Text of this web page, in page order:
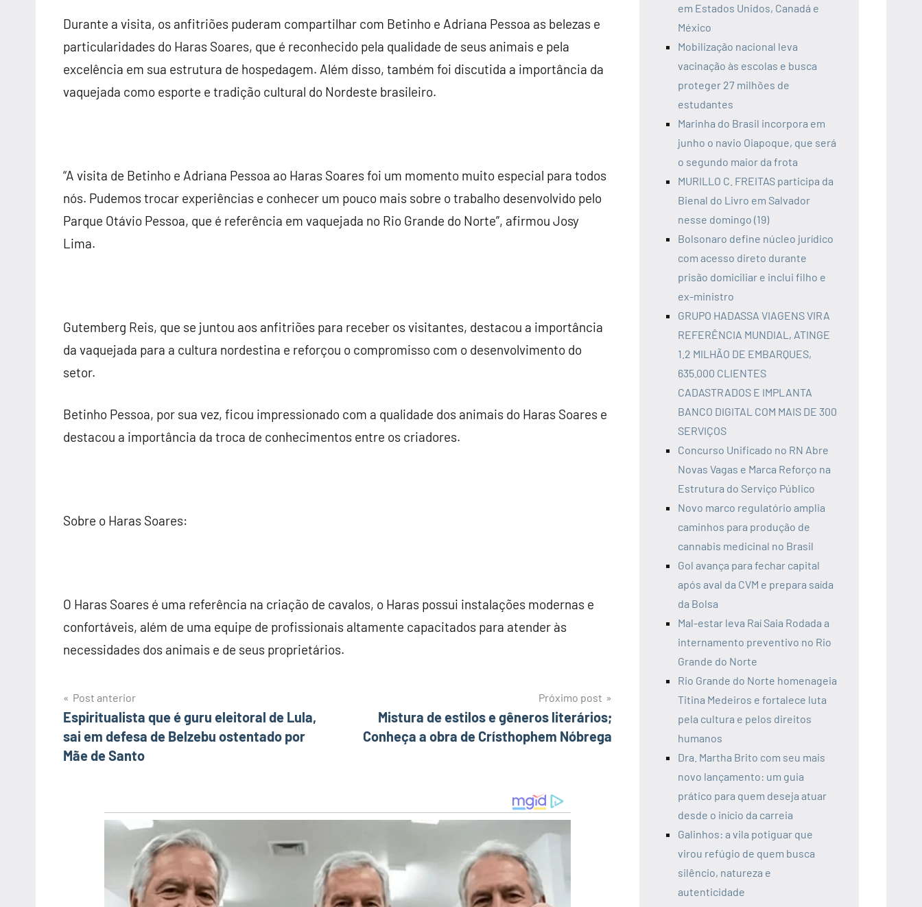
Durante a visita, os anfitriões puderam compartilhar com Betinho e Adriana Pessoa as belezas e
particularidades do Haras Soares, que é reconhecido pela qualidade de seus animais e pela
excelência em sua estrutura de hospedagem. Além disso, também foi discutida a importância da
vaquejada como esporte e tradição cultural do Nordeste brasileiro.
“A visita de Betinho e Adriana Pessoa ao Haras Soares foi um momento muito especial para todos
nós. Pudemos trocar experiências e conhecer um pouco mais sobre o trabalho desenvolvido pelo
Parque Otávio Pessoa, que é referência em vaquejada no Rio Grande do Norte”, afirmou Josy
Lima.
Gutemberg Reis, que se juntou aos anfitriões para receber os visitantes, destacou a importância
da vaquejada para a cultura nordestina e reforçou o compromisso com o desenvolvimento do
setor.
Betinho Pessoa, por sua vez, ficou impressionado com a qualidade dos animais do Haras Soares e
destacou a importância da troca de conhecimentos entre os criadores.
Sobre o Haras Soares:
O Haras Soares é uma referência na criação de cavalos, o Haras possui instalações modernas e
confortáveis, além de uma equipe de profissionais altamente capacitados para atender às
necessidades dos animais e de seus proprietários.
Navegação
de
Post anterior
Espiritualista que é guru eleitoral de Lula,
sai em defesa de Belzebu ostentado por
Mãe de Santo
Próximo post
Mistura de estilos e gêneros literários;
Conheça a obra de Crísthophem Nóbrega
em Estados Unidos, Canadá e
México
Mobilização nacional leva
vacinação às escolas e busca
proteger 27 milhões de
estudantes
Marinha do Brasil incorpora em
junho o navio Oiapoque, que será
o segundo maior da frota
MURILLO C. FREITAS participa da
Bienal do Livro em Salvador
nesse domingo (19)
Bolsonaro define núcleo jurídico
com acesso direto durante
prisão domiciliar e inclui filho e
ex-ministro
GRUPO HADASSA VIAGENS VIRA
REFERÊNCIA MUNDIAL, ATINGE
1.2 MILHÃO DE EMBARQUES,
635.000 CLIENTES
CADASTRADOS E IMPLANTA
BANCO DIGITAL COM MAIS DE 300
SERVIÇOS
Concurso Unificado no RN Abre
Novas Vagas e Marca Reforço na
Estrutura do Serviço Público
Novo marco regulatório amplia
caminhos para produção de
cannabis medicinal no Brasil
Gol avança para fechar capital
após aval da CVM e prepara saída
da Bolsa
Mal-estar leva Raí Saia Rodada a
internamento preventivo no Rio
Grande do Norte
Rio Grande do Norte homenageia
Titina Medeiros e fortalece luta
pela cultura e pelos direitos
humanos
Dra. Martha Brito com seu mais
novo lançamento: um guia
prático para quem deseja atuar
desde o início da carreia
Galinhos: a vila potiguar que
virou refúgio de quem busca
silêncio, natureza e
autenticidade